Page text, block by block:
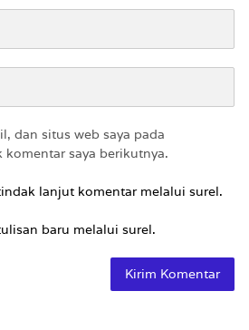
dan situs web saya pada
saya berikutnya.
lanjut komentar melalui surel.
baru melalui surel.